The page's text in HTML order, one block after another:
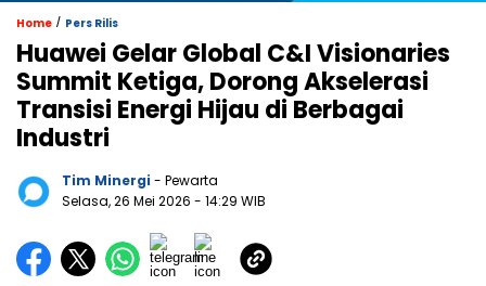
Home / Pers Rilis
Huawei Gelar Global C&I Visionaries
Summit Ketiga, Dorong Akselerasi
Transisi Energi Hijau di Berbagai
Industri
Tim Minergi - Pewarta
Selasa, 26 Mei 2026 - 14:29 WIB